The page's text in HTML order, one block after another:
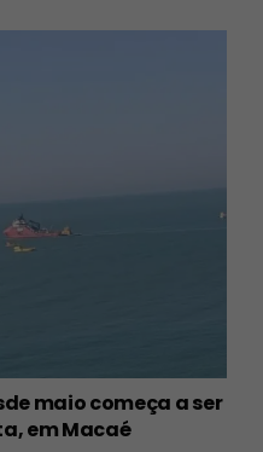
maio começa a ser
em Macaé